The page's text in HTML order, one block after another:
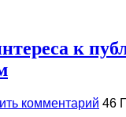
к
комментарий 46